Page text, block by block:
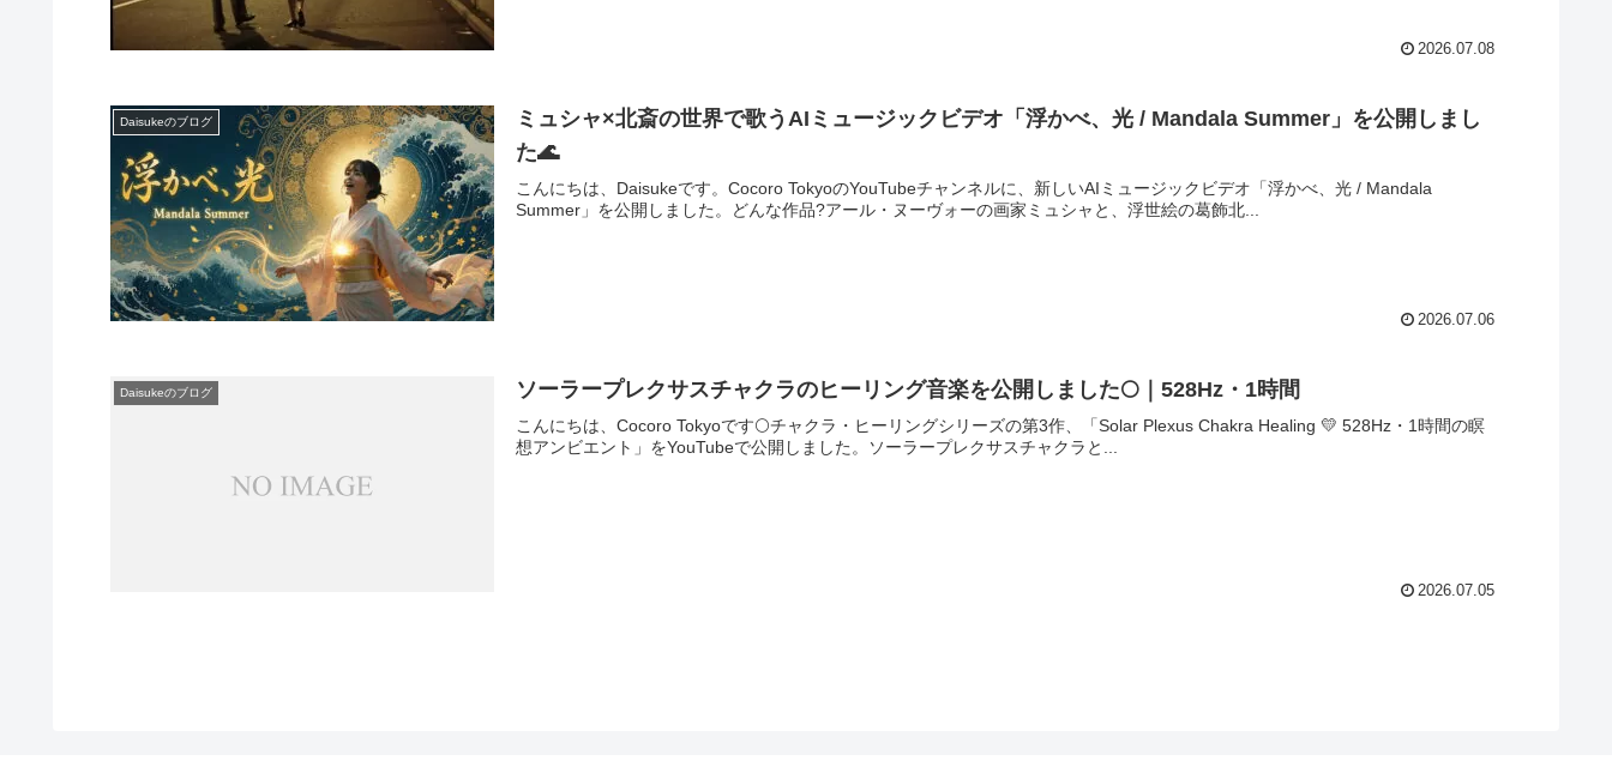
2026.07.08
Daisukeのブログ
ミュシャ×北斎の世界で歌うAIミュージックビデオ「浮かべ、光 / Mandala Summer」を公開しまし
た🌊
こんにちは、Daisukeです。Cocoro TokyoのYouTubeチャンネルに、新しいAIミュージックビデオ「浮かべ、光 / Mandala
Summer」を公開しました。どんな作品?アール・ヌーヴォーの画家ミュシャと、浮世絵の葛飾北...
2026.07.06
Daisukeのブログ ソーラープレクサスチャクラのヒーリング音楽を公開しました🌕｜528Hz・1時間
こんにちは、Cocoro Tokyoです🌕チャクラ・ヒーリングシリーズの第3作、「Solar Plexus Chakra Healing 💛 528Hz・1時間の瞑
想アンビエント」をYouTubeで公開しました。ソーラープレクサスチャクラと...
2026.07.05